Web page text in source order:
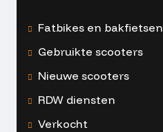
Fatbikes en bakfietsen
Gebruikte scooters
Nieuwe scooters
RDW diensten
Verkocht